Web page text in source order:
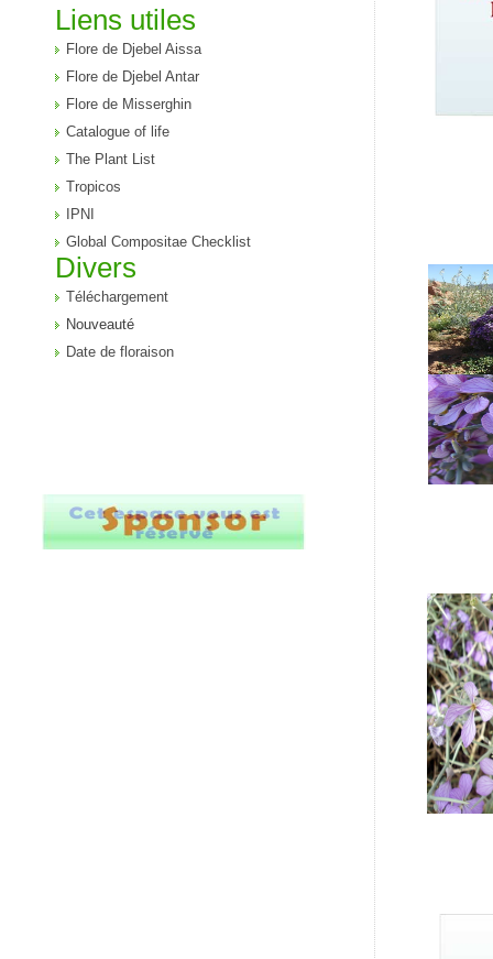
Liens utiles
Flore de Djebel Aissa
Flore de Djebel Antar
Flore de Misserghin
Catalogue of life
The Plant List
Tropicos
IPNI
Global Compositae Checklist
Divers
Téléchargement
Nouveauté
Date de floraison